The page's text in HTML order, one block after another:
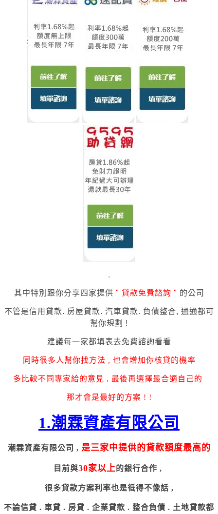
.
其中特別跟你分享四家提供 " 貸款免費諮詢 " 的公司
不管是信用貸款. 房屋貸款. 汽車貸款. 負債整合, 通通都可
幫你規劃 !
建議每一家都填表去免費諮詢看看
同時很多人幫你找方法 , 也會增加你核貸的機率
多比較不同專家給的意見 , 最後再選擇最合適自己的
那才會是最好的方案 ! !
1.潮霖資產有限公司
潮霖資產有限公司 , 是三家中提供的貸款額度最高的
目前與30家以上的銀行合作 ,
很多貸款方案利率也是彽得不像話 ,
不論信貸 . 車貸 . 房貸 . 企業貸款 . 整合負債 . 土地貸款都